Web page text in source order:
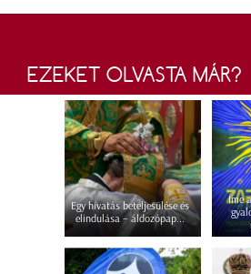
EZEKET OLVASTA MÁR?
Egy hivatás beteljesülése és
elindulása – áldozópap...
Íme